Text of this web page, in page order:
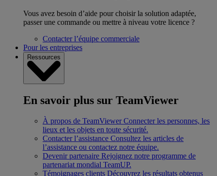
Vous avez besoin d’aide pour choisir la solution adaptée,
passer une commande ou mettre à niveau votre licence ?
Contacter l’équipe commerciale
Pour les entreprises
Ressources
En savoir plus sur TeamViewer
À propos de TeamViewer Connecter les personnes, les
lieux et les objets en toute sécurité.
Contacter l’assistance Consultez les articles de
l’assistance ou contactez notre équipe.
Devenir partenaire Rejoignez notre programme de
partenariat mondial TeamUP.
Témoignages clients Découvrez les résultats obtenus